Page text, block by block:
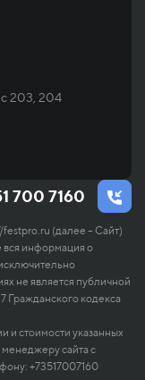
203, 204
700 7160
(далее – Сайт)
вся информация о
не является публичной
Гражданского кодекса
и стоимости указанных
менеджеру сайта с
+73517007160